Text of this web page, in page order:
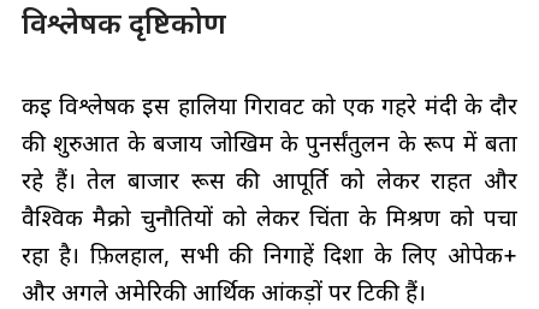
विश्लेषक दृष्टिकोण
कई विश्लेषक इस हालिया गिरावट को एक गहरे मंदी के दौर
की शुरुआत के बजाय जोखिम के पुनर्संतुलन के रूप में बता
रहे हैं। तेल बाजार रूस की आपूर्ति को लेकर राहत और
वैश्विक मैक्रो चुनौतियों को लेकर चिंता के मिश्रण को पचा
रहा है। फ़िलहाल, सभी की निगाहें दिशा के लिए ओपेक+
और अगले अमेरिकी आर्थिक आंकड़ों पर टिकी हैं।